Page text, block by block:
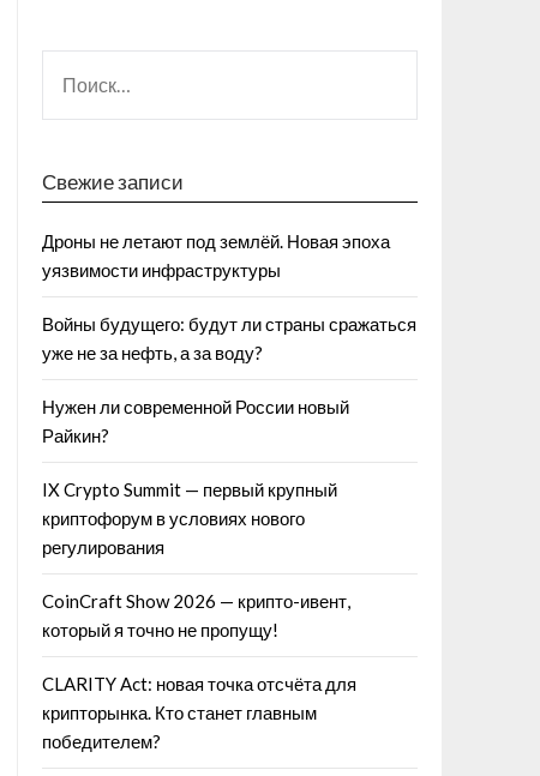
Свежие записи
Дроны не летают под землёй. Новая эпоха
уязвимости инфраструктуры
Войны будущего: будут ли страны сражаться
уже не за нефть, а за воду?
Нужен ли современной России новый
Райкин?
IX Crypto Summit — первый крупный
криптофорум в условиях нового
регулирования
CoinCraft Show 2026 — крипто-ивент,
который я точно не пропущу!
CLARITY Act: новая точка отсчёта для
крипторынка. Кто станет главным
победителем?